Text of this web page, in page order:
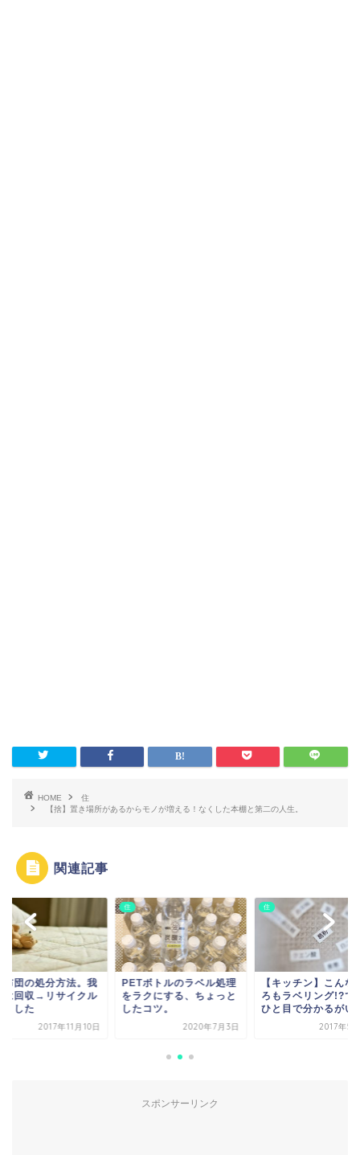
HOME
住
【捨】置き場所があるからモノが増える！なくした本棚と第二の人生。
関連記事
布団の処分方法。我
は回収→リサイクル
ました
2017年11月10日
住
PETボトルのラベル処理
をラクにする、ちょっと
したコツ。
2020年7月3日
住
【キッチン】こんな
ろもラベリング!?で
ひと目で分かるがい
2017年5
スポンサーリンク